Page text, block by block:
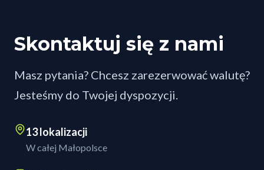
Skontaktuj się z nami
Masz pytania? Chcesz zarezerwować walutę?
Jesteśmy do Twojej dyspozycji.
13 lokalizacji
W całej Małopolsce